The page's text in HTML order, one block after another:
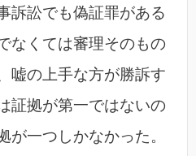
訴訟でも偽証罪がある
なくては審理そのもの
嘘の上手な方が勝訴す
証拠が第一ではないの
が一つしかなかった。